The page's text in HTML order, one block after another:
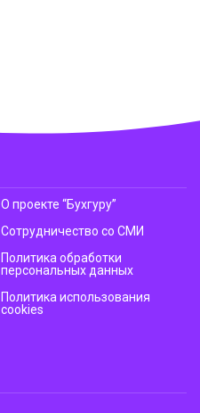
О проекте “Бухгуру”
Сотрудничество со СМИ
Политика обработки
персональных данных
Политика использования
cookies